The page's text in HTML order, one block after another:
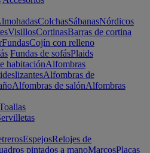
ColchasSábanasNórdicos
VisillosCortinasBarras de cortina
FundasCojín con relleno
Fundas de sofásPlaids
habitaciónAlfombras
Alfombras de
Alfombras de salónAlfombras
EspejosRelojes de
pintados a manoMarcosPlacas